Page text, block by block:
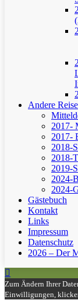
Andere
2017-
2017-
2018-
2018-
2019-
2024-
2024-
Gästebuch
Kontakt
Links
Impressum
Datenschutz
2026 – Der
Zum Ändern Ihrer
Einwilligungen,